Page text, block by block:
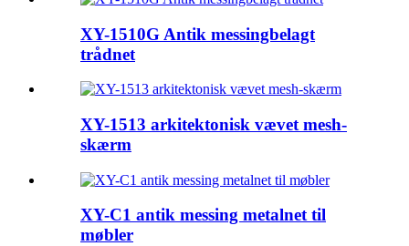
XY-1510G Antik messingbelagt
trådnet
XY-1513 arkitektonisk vævet mesh-
skærm
XY-C1 antik messing metalnet til
møbler